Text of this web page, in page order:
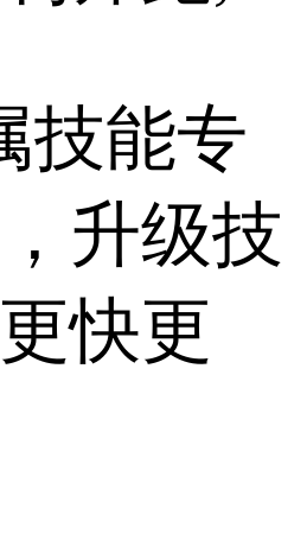
技能专
升级技
快更